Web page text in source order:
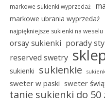
markowe sukienki wyprzedaż
markowe ubrania wyprzedaż
najpiękniejsze sukienki na weselu
orsay sukienki porady
reserved swetry
sukienki sukienkie
sweter w paski sweter
tanie sukienki do 50